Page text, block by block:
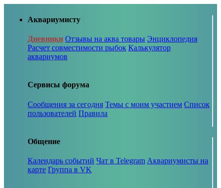
Аквариумисту
Дневники Отзывы на аква товары Энциклопедия
Расчет совместимости рыбок Калькулятор
аквариумов
Сервисы форума
Сообщения за сегодня Темы с моим участием Список
пользователей Правила
Общение
Календарь событий Чат в Telegram Аквариумисты на
карте Группа в VK